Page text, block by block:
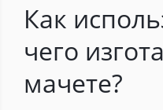
Как
чего
мачете?